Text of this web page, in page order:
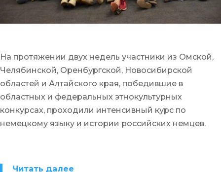
На протяжении двух недель участники из Омской,
Челябинской, Оренбургской, Новосибирской
областей и Алтайского края, победившие в
областных и федеральных этнокультурных
конкурсах, проходили интенсивный курс по
немецкому языку и истории российских немцев.
Читать далее